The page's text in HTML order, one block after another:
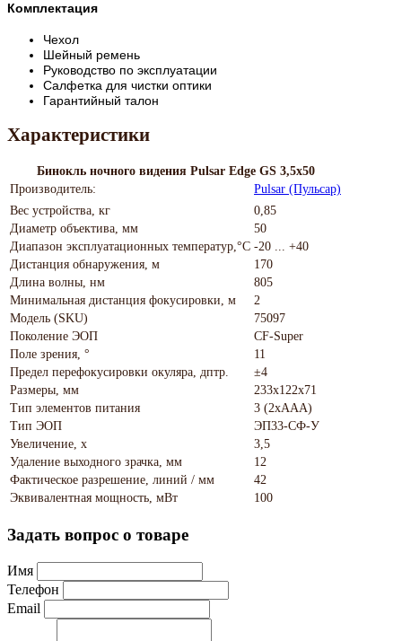
Комплектация
Чехол
Шейный ремень
Руководство по эксплуатации
Салфетка для чистки оптики
Гарантийный талон
Характеристики
Бинокль ночного видения Pulsar Edge GS 3,5x50
Производитель:
Pulsar (Пульсар)
Вес устройства, кг
0,85
Диаметр объектива, мм
50
Диапазон эксплуатационных температур,°С -20 ... +40
Дистанция обнаружения, м
170
Длина волны, нм
805
Минимальная дистанция фокусировки, м
2
Модель (SKU)
75097
Поколение ЭОП
CF-Super
Поле зрения, °
11
Предел перефокусировки окуляра, дптр.
±4
Размеры, мм
233x122x71
Тип элементов питания
3 (2хAAA)
Тип ЭОП
ЭП33-СФ-У
Увеличение, x
3,5
Удаление выходного зрачка, мм
12
Фактическое разрешение, линий / мм
42
Эквивалентная мощность, мВт
100
Задать вопрос о товаре
Имя
Телефон
Email